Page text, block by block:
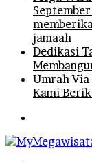
jamaah
Dedikasi
Umrah
Kami